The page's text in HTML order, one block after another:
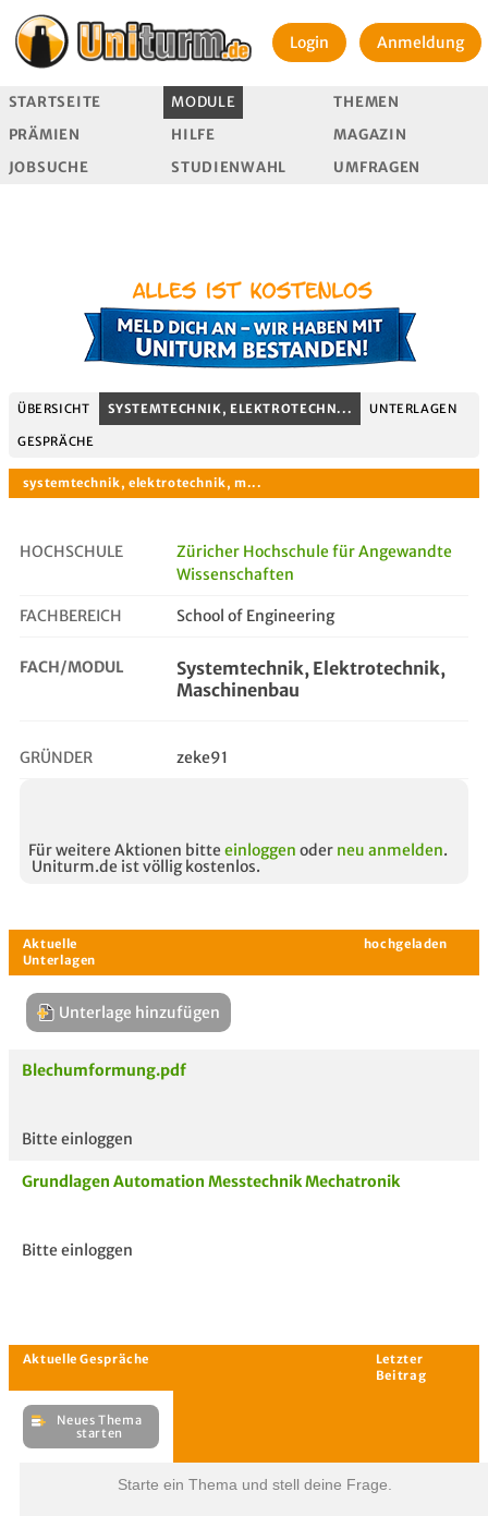
Login Anmeldung
STARTSEITE MODULE
THEMEN
PRÄMIEN
HILFE
MAGAZIN
JOBSUCHE
STUDIENWAHL UMFRAGEN
ÜBERSICHT SYSTEMTECHNIK, ELEKTROTECHN... UNTERLAGEN
GESPRÄCHE
systemtechnik, elektrotechnik, m...
HOCHSCHULE
Züricher Hochschule für Angewandte
Wissenschaften
FACHBEREICH School of Engineering
FACH/MODUL
Systemtechnik, Elektrotechnik,
Maschinenbau
GRÜNDER zeke91
Für weitere Aktionen bitte einloggen oder neu anmelden.
Uniturm.de ist völlig kostenlos.
Aktuelle
Unterlage hinzufügen
Blechumformung.pdf
Bitte einloggen
Grundlagen Automation Messtechnik Mechatronik
Bitte einloggen
Starte ein Thema und stell deine Frage.